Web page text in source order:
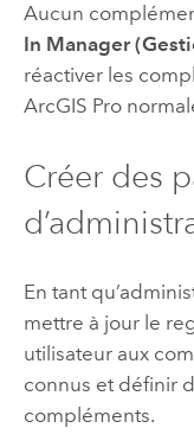
Aucun
In Manager
réactiver les
ArcGIS Pro
Créer des
En tant
mettre à jour le
utilisateur aux
connus et définir
compléments.